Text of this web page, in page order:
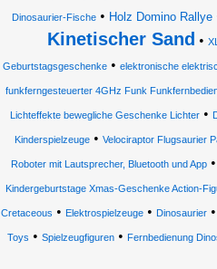
Dinosaurier-Fische• Holz Domino Rallye
Kinetischer Sand •
Geburtstagsgeschenke• elektronische
funkferngesteuerter 4GHz Funk
Lichteffekte bewegliche Geschenke Lichter•
Kinderspielzeuge • Velociraptor Flugsaurier
Roboter mit Lautsprecher, Bluetooth und App•
Kindergeburtstage Xmas-Geschenke Action-
Cretaceous • Elektrospielzeuge • Dinosaurier •
Toys • Spielzeugfiguren • Fernbedienung